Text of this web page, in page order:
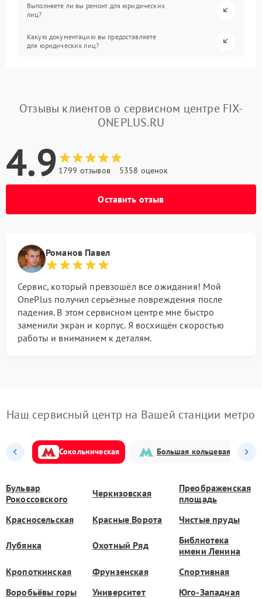
Выполняете ли вы ремонт для юридических
лиц?
Какую документацию вы предоставляете
для юридических лиц?
Отзывы клиентов о сервисном центре FIX-
ONEPLUS.RU
4.9 1799 отзывов 5358 оценок
Оставить отзыв
Романов Павел
Сервис, который превзошёл все ожидания! Мой
OnePlus получил серьёзные повреждения после
падения. В этом сервисном центре мне быстро
заменили экран и корпус. Я восхищён скоростью
работы и вниманием к деталям.
Наш сервисный центр на Вашей станции метро
Сокольническая Большая кольцевая
Бульвар
Рокоссовского
Черкизовская
Преображенская
площадь
Красносельская
Красные Ворота Чистые пруды
Лубянка Охотный Ряд
Библиотека
имени Ленина
Кропоткинская
Фрунзенская
Спортивная
Воробьёвы горы
Университет Юго-Западная